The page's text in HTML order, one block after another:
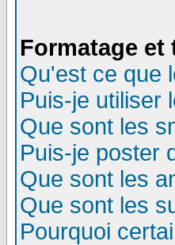
Formatage et
Qu'est ce que
Puis-je utiliser
Que sont les
Puis-je poster
Que sont les
Que sont les
Pourquoi